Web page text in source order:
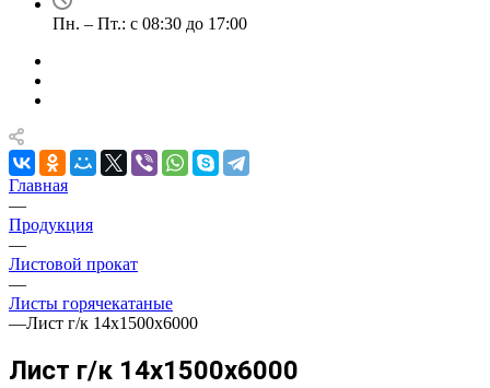
Пн. – Пт.: с 08:30 до 17:00
Главная
—
Продукция
—
Листовой прокат
—
Листы горячекатаные
—Лист г/к 14x1500x6000
Лист г/к 14x1500x6000